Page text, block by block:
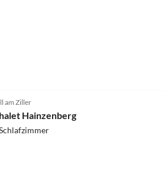
am Ziller
Hainzenberg